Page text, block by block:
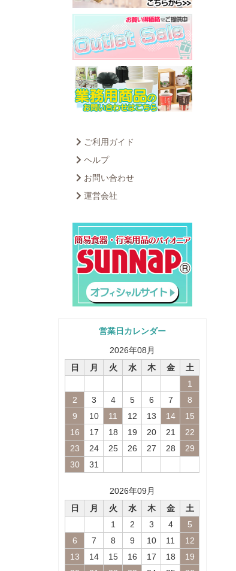
ご利用ガイド
ヘルプ
お問い合わせ
運営会社
営業日カレンダー
2026年08 月
日
月 火 水 木 金
土
1
2
3 4 5 6 7
8
9
10 11 12 13 14
15
16
17 18 19 20 21
22
23
24 25 26 27 28
29
30
31
2026年09 月
日
月 火 水 木 金
土
1
2 3 4
5
6
7 8 9 10 11
12
13
14 15 16 17 18
19